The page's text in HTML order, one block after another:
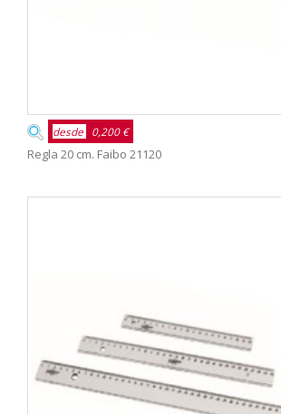
desde 0,200 €
Regla 20 cm. Faibo 21120